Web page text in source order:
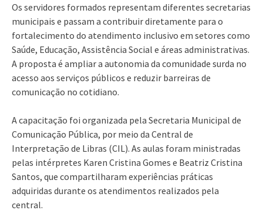
Os servidores formados representam diferentes secretarias
municipais e passam a contribuir diretamente para o
fortalecimento do atendimento inclusivo em setores como
Saúde, Educação, Assistência Social e áreas administrativas.
A proposta é ampliar a autonomia da comunidade surda no
acesso aos serviços públicos e reduzir barreiras de
comunicação no cotidiano.
A capacitação foi organizada pela Secretaria Municipal de
Comunicação Pública, por meio da Central de
Interpretação de Libras (CIL). As aulas foram ministradas
pelas intérpretes Karen Cristina Gomes e Beatriz Cristina
Santos, que compartilharam experiências práticas
adquiridas durante os atendimentos realizados pela
central.